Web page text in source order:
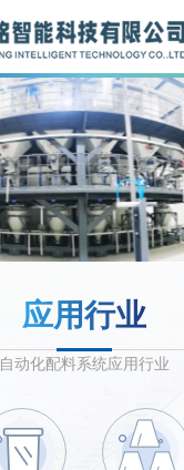
应用行业
自动化配料系统应用行业